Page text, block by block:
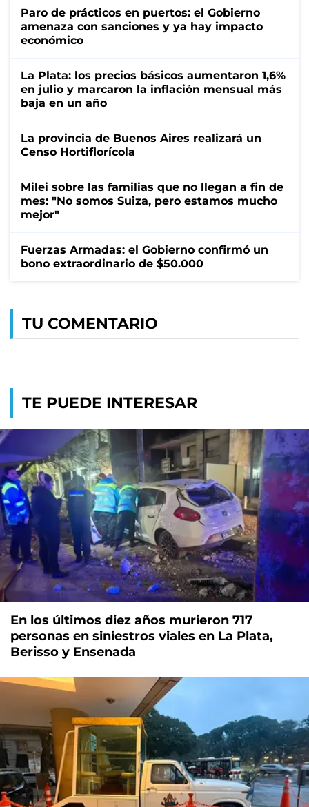
Paro de prácticos en puertos: el Gobierno
amenaza con sanciones y ya hay impacto
económico
La Plata: los precios básicos aumentaron 1,6%
en julio y marcaron la inflación mensual más
baja en un año
La provincia de Buenos Aires realizará un
Censo Hortiflorícola
Milei sobre las familias que no llegan a fin de
mes: "No somos Suiza, pero estamos mucho
mejor"
Fuerzas Armadas: el Gobierno confirmó un
bono extraordinario de $50.000
TU COMENTARIO
TE PUEDE INTERESAR
En los últimos diez años murieron 717
personas en siniestros viales en La Plata,
Berisso y Ensenada